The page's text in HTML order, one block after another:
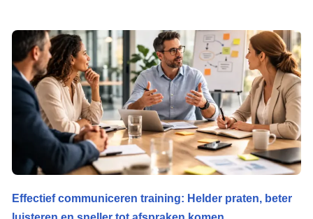
Effectief communiceren training: Helder praten, beter